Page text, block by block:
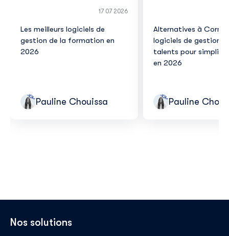
17 07 2026
Les meilleurs logiciels de
gestion de la formation en
2026
Pauline Chouissa
Alternatives à
logiciels de gestion
talents pour
en 2026
Pauline
Nos solutions